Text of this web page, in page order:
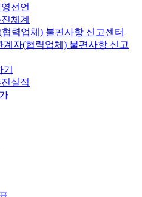
선언
체계
력업체) 불편사항 신고센터
계자(협력업체) 불편사항 신고
실적